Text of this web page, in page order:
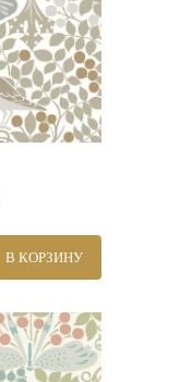
В КОРЗИНУ